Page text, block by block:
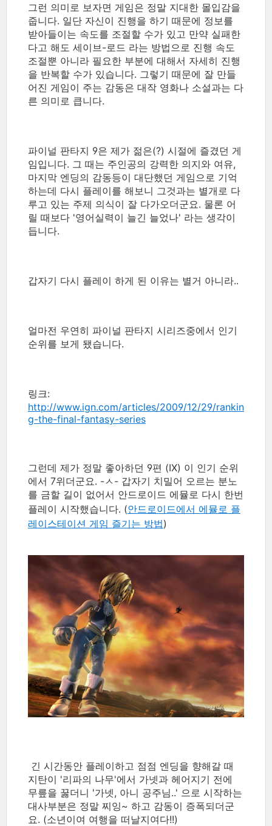
그런 의미로 보자면 게임은 정말 지대한 몰입감을
줍니다. 일단 자신이 진행을 하기 때문에 정보를
받아들이는 속도를 조절할 수가 있고 만약 실패한
다고 해도 세이브-로드 라는 방법으로 진행 속도
조절뿐 아니라 필요한 부분에 대해서 자세히 진행
을 반복할 수가 있습니다. 그렇기 때문에 잘 만들
어진 게임이 주는 감동은 대작 영화나 소설과는 다
른 의미로 큽니다.
파이널 판타지 9은 제가 젊은(?) 시절에 즐겼던 게
임입니다. 그 때는 주인공의 강력한 의지와 여유,
마지막 엔딩의 감동등이 대단했던 게임으로 기억
하는데 다시 플레이를 해보니 그것과는 별개로 다
루고 있는 주제 의식이 잘 다가오더군요. 물론 어
릴 때보다 '영어실력이 늘긴 늘었나' 라는 생각이
듭니다.
갑자기 다시 플레이 하게 된 이유는 별거 아니라..
얼마전 우연히 파이널 판타지 시리즈중에서 인기
순위를 보게 됐습니다.
링크:
http://www.ign.com/articles/2009/12/29/rankin
g-the-final-fantasy-series
그런데 제가 정말 좋아하던 9편 (IX) 이 인기 순위
에서 7위더군요. -ㅅ- 갑자기 치밀어 오르는 분노
를 금할 길이 없어서 안드로이드 에뮬로 다시 한번
플레이 시작했습니다. (안드로이드에서 에뮬로 플
레이스테이션 게임 즐기는 방법)
긴 시간동안 플레이하고 점점 엔딩을 향해갈 때
지탄이 '리파의 나무'에서 가넷과 헤어지기 전에
무릎을 꿇더니 '가넷, 아니 공주님..' 으로 시작하는
대사부분은 정말 찌잉~ 하고 감동이 증폭되더군
요. (소년이여 여행을 떠날지여다!!)